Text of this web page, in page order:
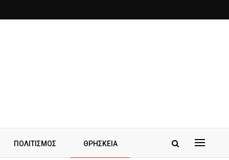
ΠΟΛΙΤΙΣΜΟΣ ΘΡΗΣΚΕΙΑ